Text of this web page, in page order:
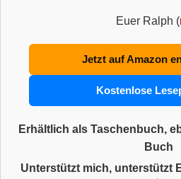
Euer Ralph (
Jetzt auf Amazon
Kostenlose
Erhältlich als Taschenbuch,
Buch
Unterstützt mich, unterstützt